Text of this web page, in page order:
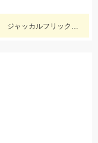
短時間で油ヶ淵へブラックバス釣りへ！ ジャッカルフリックシェイク3.8のノーシンカーワッキーでGET!